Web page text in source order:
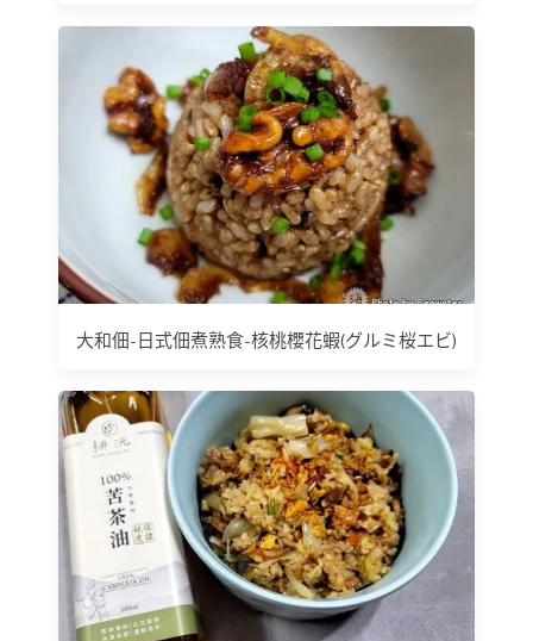
大和佃-日式佃煮熟食-核桃櫻花蝦(グルミ桜エビ)